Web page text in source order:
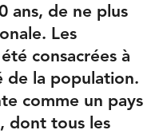
ans, de ne plus
Les
consacrées à
de la population.
comme un pays
dont tous les